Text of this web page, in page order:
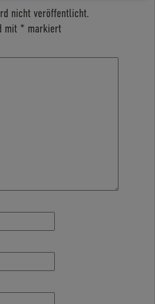
nicht veröffentlicht.
mit * markiert